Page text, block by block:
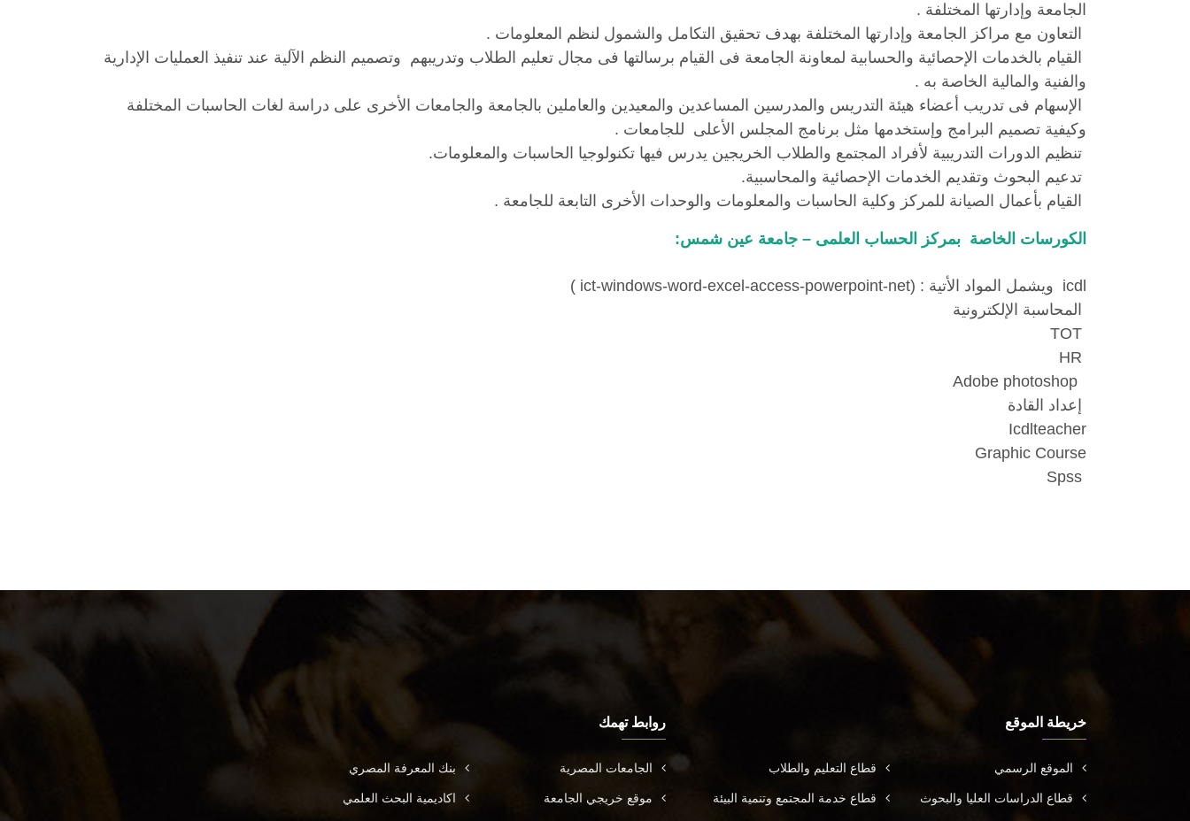
الجامعة وإدارتها المختلفة .
التعاون مع مراكز الجامعة وإدارتها المختلفة بهدف تحقيق التكامل والشمول لنظم المعلومات .
القيام بالخدمات الإحصائية والحسابية لمعاونة الجامعة فى القيام برسالتها فى مجال تعليم الطلاب وتدريبهم وتصميم النظم الآلية عند تنفيذ العمليات الإدارية
والفنية والمالية الخاصة به .
الإسهام فى تدريب أعضاء هيئة التدريس والمدرسين المساعدين والمعيدين والعاملين بالجامعة والجامعات الأخرى على دراسة لغات الحاسبات المختلفة
وكيفية تصميم البرامج وإستخدمها مثل برنامج المجلس الأعلى للجامعات .
تنظيم الدورات التدريبية لأفراد المجتمع والطلاب الخريجين يدرس فيها تكنولوجيا الحاسبات والمعلومات.
تدعيم البحوث وتقديم الخدمات الإحصائية والمحاسبية.
القيام بأعمال الصيانة للمركز وكلية الحاسبات والمعلومات والوحدات الأخرى التابعة للجامعة .
الكورسات الخاصة بمركز الحساب العلمى – جامعة عين شمس:
icdl ويشمل المواد الأتية : (ict-windows-word-excel-access-powerpoint-net )
المحاسبة الإلكترونية
إعداد القادة
Icdlteacher
Graphic Course
خريطة الموقع
الموقع الرسمي قطاع التعليم والطلاب
قطاع الدراسات العليا والبحوث قطاع خدمة المجتمع وتنمية البيئة
روابط تهمك
الجامعات المصرية بنك المعرفة المصري
موقع خريجي الجامعة اكاديمية البحث العلمي